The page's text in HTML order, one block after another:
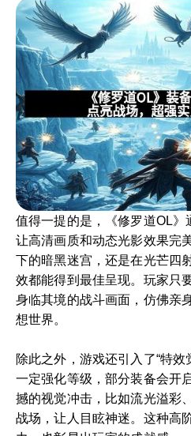
值得一提的是，《修罗道OL》
让高清画质和动态光影效果完
下的暗黑迷宫，还是在光芒四
效都能得到最佳呈现。玩家只
身临其境的战斗画面，仿佛亲
想世界。
除此之外，游戏还引入了“特效
一定强化等级，部分装备会开
撼的视觉冲击，比如流光溢彩
战场，让人目眩神迷。这种高